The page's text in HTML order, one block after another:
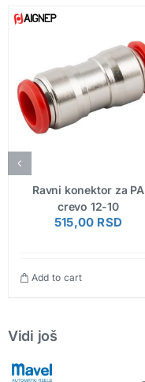
Ravni konektor za PA
crevo 12-10
515,00 RSD
Add to cart
Vidi još